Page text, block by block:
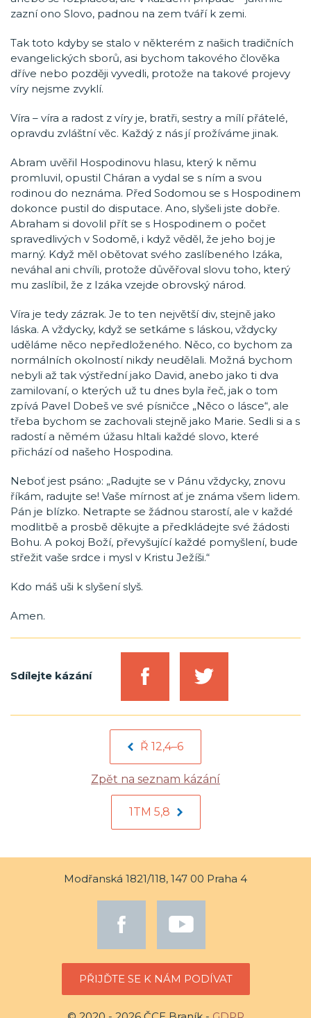
zazní ono Slovo, padnou na zem tváří k zemi.
Tak toto kdyby se stalo v některém z našich tradičních
evangelických sborů, asi bychom takového člověka
dříve nebo později vyvedli, protože na takové projevy
víry nejsme zvyklí.
Víra – víra a radost z víry je, bratři, sestry a mílí přátelé,
opravdu zvláštní věc. Každý z nás jí prožíváme jinak.
Abram uvěřil Hospodinovu hlasu, který k němu
promluvil, opustil Cháran a vydal se s ním a svou
rodinou do neznáma. Před Sodomou se s Hospodinem
dokonce pustil do disputace. Ano, slyšeli jste dobře.
Abraham si dovolil přít se s Hospodinem o počet
spravedlivých v Sodomě, i když věděl, že jeho boj je
marný. Když měl obětovat svého zaslíbeného Izáka,
neváhal ani chvíli, protože důvěřoval slovu toho, který
mu zaslíbil, že z Izáka vzejde obrovský národ.
Víra je tedy zázrak. Je to ten největší div, stejně jako
láska. A vždycky, když se setkáme s láskou, vždycky
uděláme něco nepředloženého. Něco, co bychom za
normálních okolností nikdy neudělali. Možná bychom
nebyli až tak výstřední jako David, anebo jako ti dva
zamilovaní, o kterých už tu dnes byla řeč, jak o tom
zpívá Pavel Dobeš ve své písničce „Něco o lásce“, ale
třeba bychom se zachovali stejně jako Marie. Sedli si a s
radostí a němém úžasu hltali každé slovo, které
přichází od našeho Hospodina.
Neboť jest psáno: „Radujte se v Pánu vždycky, znovu
říkám, radujte se! Vaše mírnost ať je známa všem lidem.
Pán je blízko. Netrapte se žádnou starostí, ale v každé
modlitbě a prosbě děkujte a předkládejte své žádosti
Bohu. A pokoj Boží, převyšující každé pomyšlení, bude
střežit vaše srdce i mysl v Kristu Ježíši.“
Kdo máš uši k slyšení slyš.
Amen.
Sdílejte kázání
Ř 12,4–6
Zpět na seznam kázání
1TM 5,8
Modřanská 1821/118, 147 00 Praha 4
PŘIJĎTE SE K NÁM PODÍVAT